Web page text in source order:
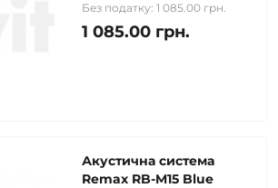
Без податку: 1 085.00 грн.
1 085.00 грн.
Акустична система
Remax RB-M15 Blue